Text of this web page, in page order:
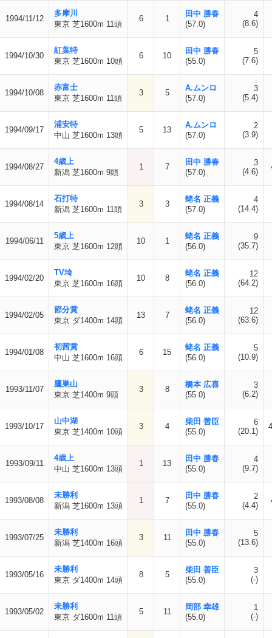
1994/11/12
多摩川
東京 芝1600m 11頭
6 1
田中 勝春
(57.0)
4
(8.6)
1994/10/30
紅葉特
東京 芝1600m 10頭
6 10
田中 勝春
(55.0)
5
(7.6)
1994/10/08
赤富士
東京 芝1600m 11頭
3 5
A.ムンロ
(57.0)
3
(5.4)
1994/09/17
浦安特
中山 芝1600m 13頭
5 13
A.ムンロ
(57.0)
2
(3.9)
1994/08/27
4歳上
新潟 芝1600m 9頭
1 7
田中 勝春
(57.0)
3
(4.6)
1994/08/14
石打特
新潟 芝1600m 11頭
3 3
蛯名 正義
(57.0)
4
(14.4)
1994/06/11
5歳上
東京 芝1600m 12頭
10 1
蛯名 正義
(56.0)
9
(35.7)
1994/02/20
TV埼
東京 芝1600m 16頭
10 8
蛯名 正義
(56.0)
12
(64.2)
1994/02/05
節分賞
東京 ダ1400m 14頭
13 7
蛯名 正義
(56.0)
12
(63.6)
1994/01/08
初茜賞
中山 芝1600m 16頭
6 15
蛯名 正義
(56.0)
5
(10.9)
1993/11/07
鷹巣山
東京 芝1400m 9頭
3 8
橋本 広喜
(55.0)
3
(6.2)
1993/10/17
山中湖
東京 芝1400m 10頭
3 4
柴田 善臣
(55.0)
6
(20.1)
1993/09/11
4歳上
中山 芝1600m 13頭
1 13
田中 勝春
(55.0)
4
(9.7)
1993/08/08
未勝利
新潟 芝1600m 13頭
1 7
田中 勝春
(55.0)
2
(4.4)
1993/07/25
未勝利
新潟 芝1400m 16頭
3 11
田中 勝春
(55.0)
5
(13.6)
1993/05/16
未勝利
東京 ダ1400m 14頭
8 5
柴田 善臣
(55.0)
3
(-)
1993/05/02
未勝利
東京 ダ1600m 11頭
5 11
岡部 幸雄
(55.0)
1
(-)